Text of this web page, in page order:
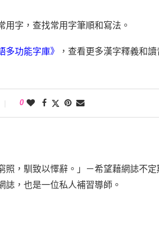
用字，查找常用字筆順和寫法。
多功能字庫》 ，查看更多漢字釋義和讀
0
照，馴致以懌辭。」－希望藉網誌不
，也是一位私人補習導師。